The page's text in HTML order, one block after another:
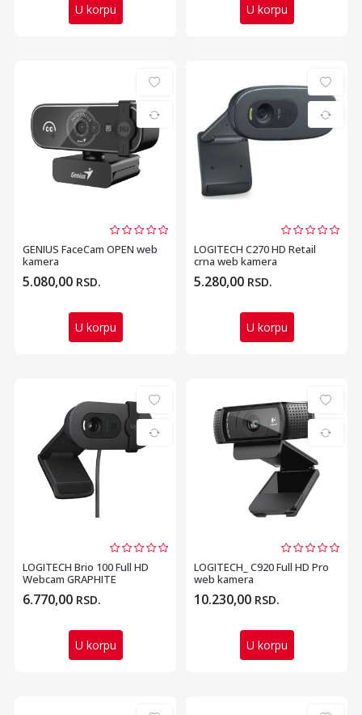
U korpu U korpu
GENIUS FaceCam OPEN web
kamera
5.080,00 RSD.
U korpu
LOGITECH C270 HD Retail
crna web kamera
5.280,00 RSD.
U korpu
LOGITECH Brio 100 Full HD
Webcam GRAPHITE
6.770,00 RSD.
U korpu
LOGITECH_ C920 Full HD Pro
web kamera
10.230,00 RSD.
U korpu